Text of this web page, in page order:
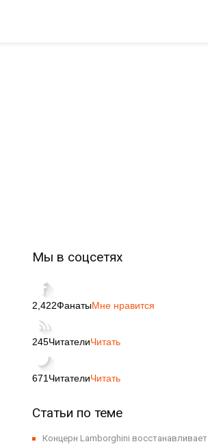
Мы в соцсетях
2,422ФанатыМне нравится
245ЧитателиЧитать
671 ЧитателиЧитать
Статьи по теме
Концерн Lamborghini восстанавливает